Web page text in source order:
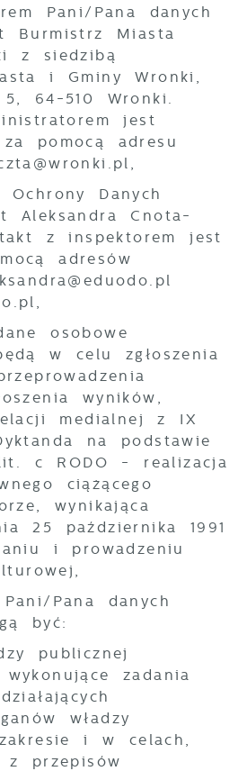
Pani/Pana danych
Burmistrz Miasta
z siedzibą
i Gminy Wronki,
64-510 Wronki.
jest
pomocą adresu
Danych
Aleksandra Cnota-
z inspektorem jest
adresów
osobowe
w celu zgłoszenia
wyników,
medialnej z IX
na podstawie
c RODO - realizacja
ciążącego
wynikająca
25 października 1991
i prowadzeniu
Pana danych
być:
publicznej
zadania
władzy
i w celach,
z przepisów